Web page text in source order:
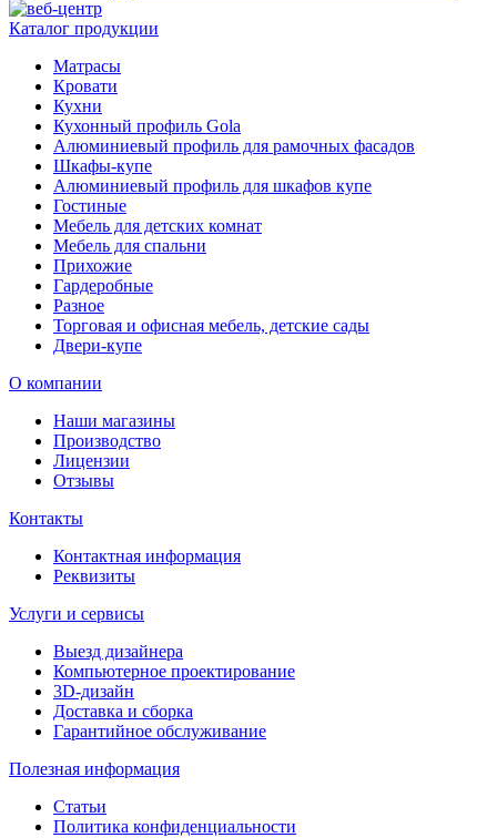
Каталог продукции
Матрасы
Кровати
Кухни
Кухонный профиль Gola
Алюминиевый профиль для рамочных фасадов
Шкафы-купе
Алюминиевый профиль для шкафов купе
Гостиные
Мебель для детских комнат
Мебель для спальни
Прихожие
Гардеробные
Разное
Торговая и офисная мебель, детские сады
Двери-купе
О компании
Наши магазины
Производство
Лицензии
Отзывы
Контакты
Контактная информация
Реквизиты
Услуги и сервисы
Выезд дизайнера
Компьютерное проектирование
3D-дизайн
Доставка и сборка
Гарантийное обслуживание
Полезная информация
Статьи
Политика конфиденциальности